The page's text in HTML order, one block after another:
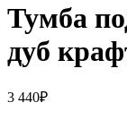
Тумба
дуб
3 440₽